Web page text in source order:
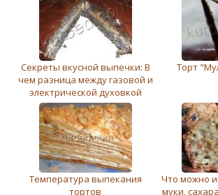
Секреты вкусной выпечки: В
чем разница между газовой и
электрической духовкой
Торт
Температура выпекания
тортов
Что можно
муки,